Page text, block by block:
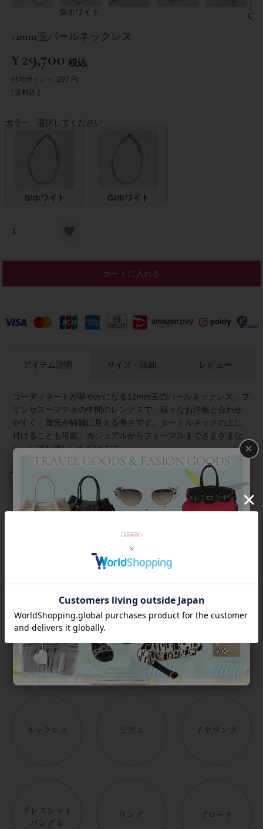
S/ホワイト G/
12mm玉パールネックレス
¥29,700 税込
付与ポイント: 297 Pt.
送料込
カラー 選択してください
S/ホワイト G/ホワイト
カートに入れる
アイテム説明
コーディネートが華やかになる12mm玉のパールネックレス。プ
リンセス〜マチネの中間のレングスで、様々なお洋服と合わせ
やすく、首元が綺麗に見える長さです。タートルネックの上に
付けることも可能。カジュアルからフォーマルまでさまざまな
シーンでお使いいただけます。
サイズ・詳細 レビュー
商品番号 1250111
Category
アイテムカテゴリー
×